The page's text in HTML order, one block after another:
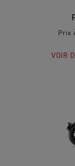
Prix
VOIR